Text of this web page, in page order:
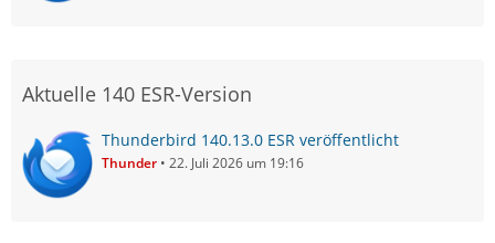
Aktuelle 140 ESR-Version
Thunderbird 140.13.0 ESR veröffentlicht
Thunder 22. Juli 2026 um 19:16